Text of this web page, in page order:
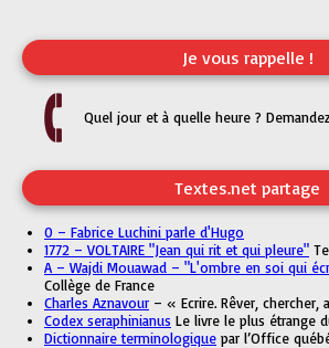
Je vous rappelle !
Quel jour et à quelle heure ?
Textes.net partage
0 – Fabrice Luchini parle d'Hugo
1772 – VOLTAIRE "Jean qui rit et qui pleure"
A – Wajdi Mouawad – "L'ombre en soi qui
Collège de France
Charles Aznavour – « Ecrire. Rêver, chercher,
Codex seraphinianus Le livre le plus étrange
Dictionnaire terminologique par l’Office